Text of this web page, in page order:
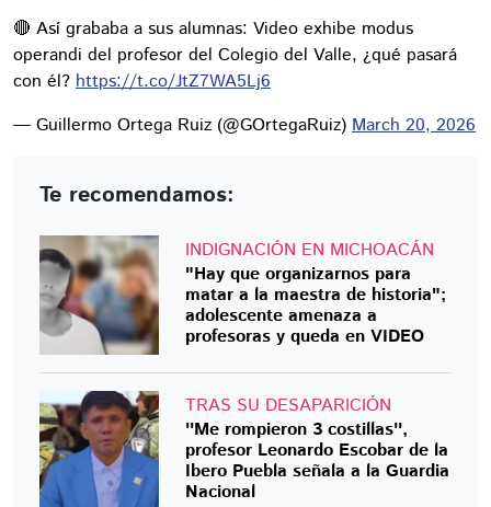
🔴 Así grababa a sus alumnas: Video exhibe modus
operandi del profesor del Colegio del Valle, ¿qué pasará
con él? https://t.co/JtZ7WA5Lj6
— Guillermo Ortega Ruiz (@GOrtegaRuiz) March 20, 2026
Te recomendamos:
INDIGNACIÓN EN MICHOACÁN
"Hay que organizarnos para
matar a la maestra de historia";
adolescente amenaza a
profesoras y queda en VIDEO
TRAS SU DESAPARICIÓN
''Me rompieron 3 costillas'',
profesor Leonardo Escobar de la
Ibero Puebla señala a la Guardia
Nacional